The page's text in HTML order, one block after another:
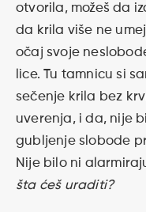
otvorila, možeš da
da krila više ne
očaj svoje
lice. Tu tamnicu si
sečenje krila bez
uverenja, i da, nije
gubljenje slobode
Nije bilo ni
šta ćeš uraditi?